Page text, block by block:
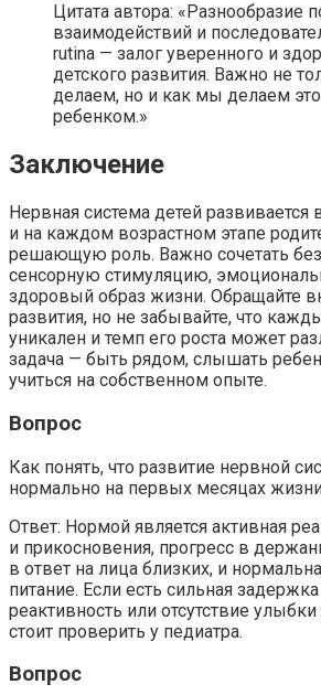
Цитата автора: «Разнообразие
взаимодействий и
rutina — залог уверенного и
детского развития. Важно не
делаем, но и как мы делаем
ребенком.»
Заключение
Нервная система детей
и на каждом возрастном этапе
решающую роль. Важно сочетать
сенсорную стимуляцию,
здоровый образ жизни. Обращайте
развития, но не забывайте, что
уникален и темп его роста может
задача — быть рядом, слышать
учиться на собственном опыте.
Вопрос
Как понять, что развитие нервной
нормально на первых месяцах
Ответ: Нормой является активная
и прикосновения, прогресс в
в ответ на лица близких, и
питание. Если есть сильная
реактивность или отсутствие
стоит проверить у педиатра.
Вопрос